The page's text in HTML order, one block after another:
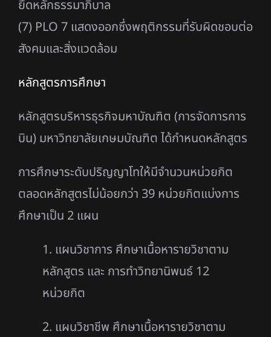
ยึดหลักธรรมาภิบาล
(7) PLO 7 แสดงออกซึ่งพฤติกรรมที่รับผิดชอบต่อ
สังคมและสิ่งแวดล้อม
หลักสูตรการศึกษา
หลักสูตรบริหารธุรกิจมหาบัณฑิต (การจัดการการ
บิน) มหาวิทยาลัยเกษมบัณฑิต ได้กําหนดหลักสูตร
การศึกษาระดับปริญญาโทให้มีจํานวนหน่วยกิต
ตลอดหลักสูตรไม่น้อยกว่า 39 หน่วยกิตแบ่งการ
ศึกษาเป็น 2 แผน
1. แผนวิชาการ ศึกษาเนื้อหารายวิชาตาม
หลักสูตร และ การทําวิทยานิพนธ์ 12
หน่วยกิต
2. แผนวิชาชีพ ศึกษาเนื้อหารายวิชาตาม